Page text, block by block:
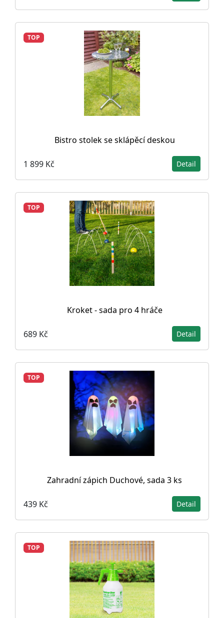
TOP
Bistro stolek se sklápěcí deskou
1 899 Kč Detail
TOP
Kroket - sada pro 4 hráče
689 Kč Detail
TOP
Zahradní zápich Duchové, sada 3 ks
439 Kč Detail
TOP